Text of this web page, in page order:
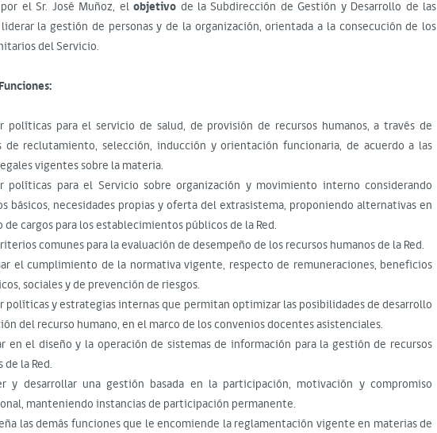
por el Sr. José Muñoz, elobjetivo de la Subdirección de Gestión y Desarrollo de las
liderar la gestión de personas y de la organización, orientada a la consecución de los
del Servicio.
políticas para el servicio de salud, de provisión de recursos humanos, a través de
de reclutamiento, selección, inducción y orientación funcionaria, de acuerdo a las
vigentes sobre la materia.
políticas para el Servicio sobre organización y movimiento interno considerando
básicos, necesidades propias y oferta del extrasistema, proponiendo alternativas en
de cargos para los establecimientos públicos de la Red.
comunes para la evaluación de desempeño de los recursos humanos de la Red.
el cumplimiento de la normativa vigente, respecto de remuneraciones, beneficios
sociales y de prevención de riesgos.
políticas y estrategias internas que permitan optimizar las posibilidades de desarrollo
del recurso humano, en el marco de los convenios docentes asistenciales.
en el diseño y la operación de sistemas de información para la gestión de recursos
de la Red.
y desarrollar una gestión basada en la participación, motivación y compromiso
manteniendo instancias de participación permanente.
las demás funciones que le encomiende la reglamentación vigente en materias de